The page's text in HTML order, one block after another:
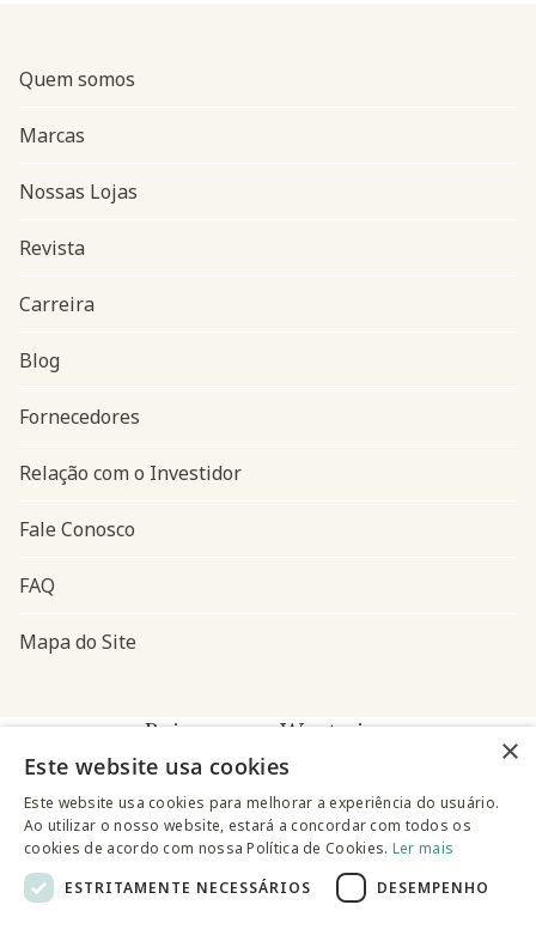
Navegação do rodapé
Quem somos
Marcas
Nossas Lojas
Revista
Carreira
Blog
Fornecedores
Relação com o Investidor
Fale Conosco
FAQ
Mapa do Site
Baixe o app Westwing
×
Este website usa cookies
Este website usa cookies para melhorar a experiência do usuário.
Ao utilizar o nosso website, estará a concordar com todos os
cookies de acordo com nossa Política de Cookies. Ler mais
ESTRITAMENTE NECESSÁRIOS
DESEMPENHO